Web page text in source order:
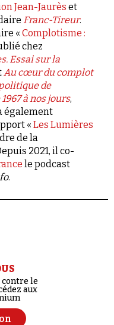
Jean-Jaurès et
Franc-Tireur.
« Complotisme :
chez
Essai sur la
Au cœur du complot
de
à nos jours,
également
« Les Lumières
de la
2021, il co-
le podcast
.
contre le
aux